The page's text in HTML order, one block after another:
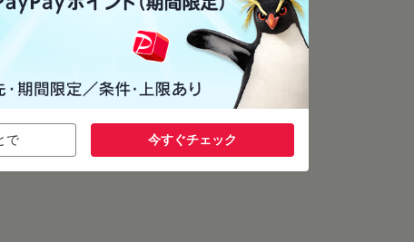
で 今すぐチェック